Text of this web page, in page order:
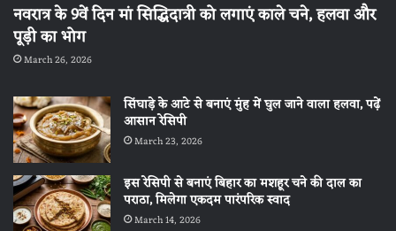
नवरात्र के 9वें दिन मां सिद्धिदात्री को लगाएं काले चने, हलवा और
पूड़ी का भोग
March 26, 2026
सिंघाड़े के आटे से बनाएं मुंह में घुल जाने वाला हलवा, पढ़ें
आसान रेसिपी
March 23, 2026
इस रेसिपी से बनाएं बिहार का मशहूर चने की दाल का
पराठा, मिलेगा एकदम पारंपरिक स्वाद
March 14, 2026